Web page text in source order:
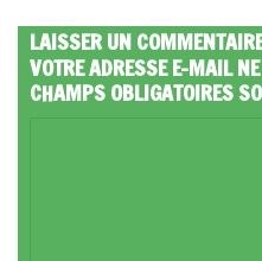
LAISSER UN
VOTRE ADRESSE E-MAIL
CHAMPS OBLIGATOIRES